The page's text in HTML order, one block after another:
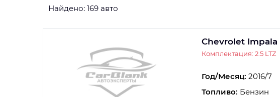
Найдено: 169 авто
Chevrolet Impala
Комплектация: 2.5 LTZ
Год/Месяц: 2016/7
Топливо: Бензин